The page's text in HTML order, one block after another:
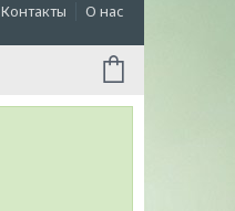
Контакты О нас